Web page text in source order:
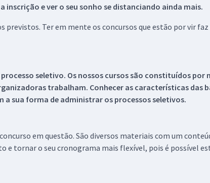
e ver o seu sonho se distanciando ainda mais.
Ter em mente os concursos que estão por vir
seletivo. Os nossos cursos são constituídos
trabalham. Conhecer as características das
sua forma de administrar os processos seletivos.
em questão. São diversos materiais com um
tornar o seu cronograma mais flexível, pois é possível